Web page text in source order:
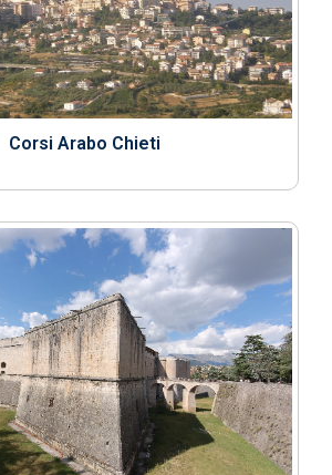
Corsi Arabo Chieti